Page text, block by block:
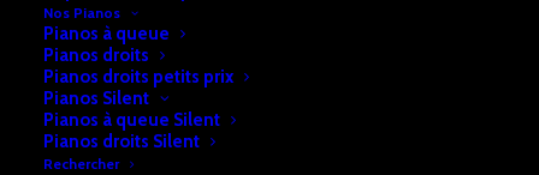
Nos Pianos
Pianos à queue
Pianos droits
Pianos droits petits prix
Pianos Silent
Pianos à queue Silent
Pianos droits Silent
Rechercher